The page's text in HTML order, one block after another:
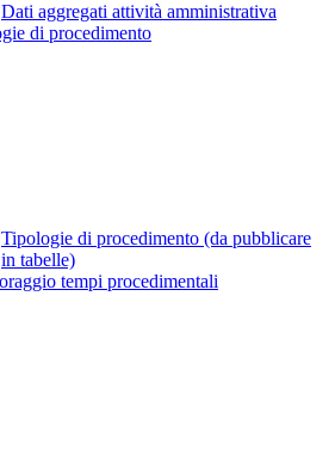
Dati aggregati attività amministrativa
di procedimento
Tipologie di procedimento (da pubblicare
in tabelle)
tempi procedimentali